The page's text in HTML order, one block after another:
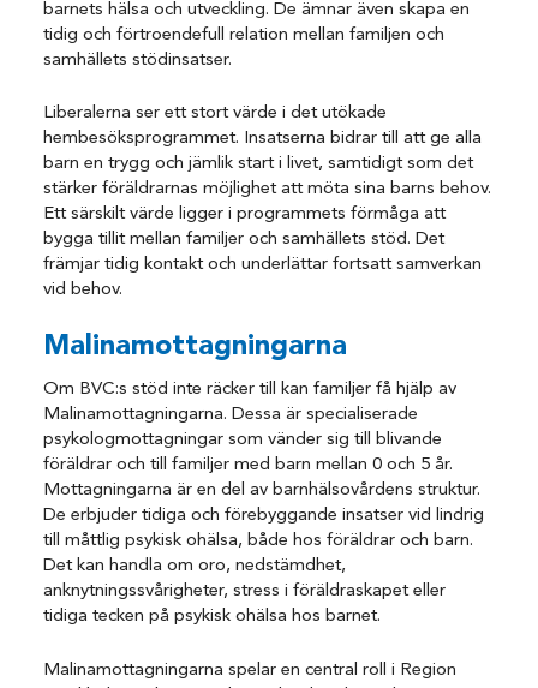
barnets hälsa och utveckling. De ämnar även skapa en
tidig och förtroendefull relation mellan familjen och
samhällets stödinsatser.
Liberalerna ser ett stort värde i det utökade
hembesöksprogrammet. Insatserna bidrar till att ge alla
barn en trygg och jämlik start i livet, samtidigt som det
stärker föräldrarnas möjlighet att möta sina barns behov.
Ett särskilt värde ligger i programmets förmåga att
bygga tillit mellan familjer och samhällets stöd. Det
främjar tidig kontakt och underlättar fortsatt samverkan
vid behov.
Malinamottagningarna
Om BVC:s stöd inte räcker till kan familjer få hjälp av
Malinamottagningarna. Dessa är specialiserade
psykologmottagningar som vänder sig till blivande
föräldrar och till familjer med barn mellan 0 och 5 år.
Mottagningarna är en del av barnhälsovårdens struktur.
De erbjuder tidiga och förebyggande insatser vid lindrig
till måttlig psykisk ohälsa, både hos föräldrar och barn.
Det kan handla om oro, nedstämdhet,
anknytningssvårigheter, stress i föräldraskapet eller
tidiga tecken på psykisk ohälsa hos barnet.
Malinamottagningarna spelar en central roll i Region